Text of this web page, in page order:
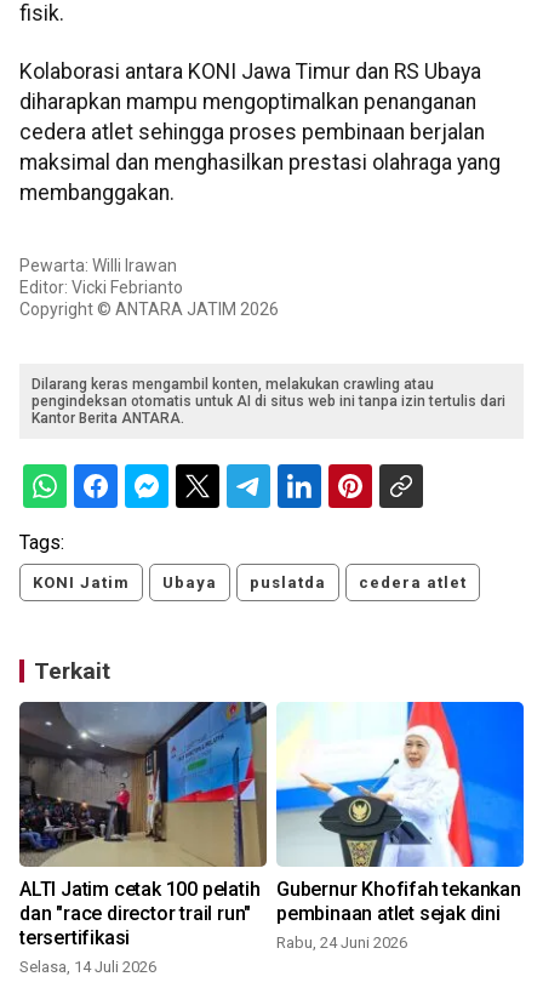
fisik.
Kolaborasi antara KONI Jawa Timur dan RS Ubaya
diharapkan mampu mengoptimalkan penanganan
cedera atlet sehingga proses pembinaan berjalan
maksimal dan menghasilkan prestasi olahraga yang
membanggakan.
Pewarta: Willi Irawan
Editor: Vicki Febrianto
Copyright © ANTARA JATIM 2026
Dilarang keras mengambil konten, melakukan crawling atau
pengindeksan otomatis untuk AI di situs web ini tanpa izin tertulis dari
Kantor Berita ANTARA.
Tags:
KONI Jatim Ubaya puslatda cedera atlet
Terkait
ALTI Jatim cetak 100 pelatih
dan "race director trail run"
tersertifikasi
Selasa, 14 Juli 2026
Gubernur Khofifah tekankan
pembinaan atlet sejak dini
Rabu, 24 Juni 2026